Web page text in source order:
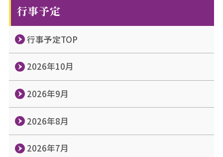
行事予定
行事予定TOP
2026年10月
2026年9月
2026年8月
2026年7月